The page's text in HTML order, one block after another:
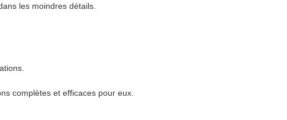
les moindres détails.
complètes et efficaces pour eux.